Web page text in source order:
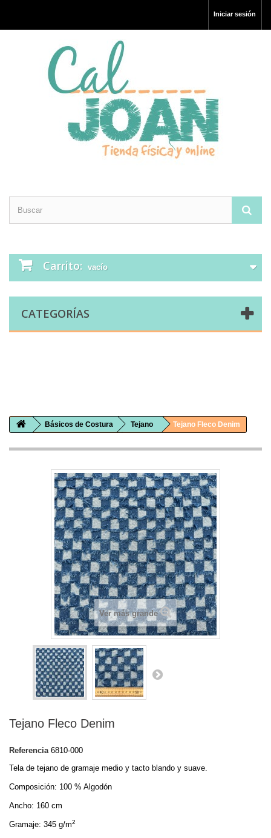
Iniciar sesión
Carrito: vacío
CATEGORÍAS
Básicos de Costura Tejano Tejano Fleco Denim
Ver más grande
Tejano Fleco Denim
Referencia 6810-000
Tela de tejano de gramaje medio y tacto blando y suave.
Composición: 100 % Algodón
Ancho: 160 cm
Gramaje: 345 g/m2